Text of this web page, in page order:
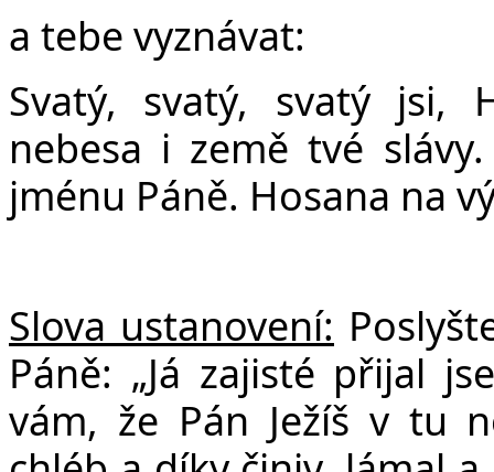
a tebe vyznávat:
Svatý, svatý, svatý jsi,
nebesa i země tvé
jménu Páně. Hosana na
Slova ustanovení:
Páně: „Já zajisté přijal
vám, že Pán Ježíš v tu